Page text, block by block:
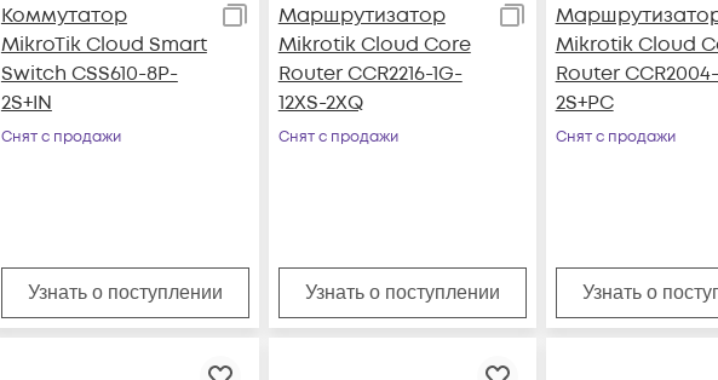
Коммутатор
MikroTik Cloud Smart
Switch CSS610-8P-
2S+IN
Снят с продажи
Узнать о поступлении
Маршрутизатор
Mikrotik Cloud Core
Router CCR2216-1G-
12XS-2XQ
Снят с продажи
Узнать о поступлении
Mikrotik Cloud
Router
2S+PC
Снят с продажи
Узнать о